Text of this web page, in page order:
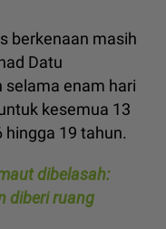
berkenaan masih
Datu
enam hari
kesemua 13
hingga 19 tahun.
dibelasah:
diberi ruang